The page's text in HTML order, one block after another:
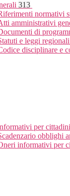
313
normativi
amministrativi
di
e leggi regionali
disciplinare e
per
obblighi
informativi per